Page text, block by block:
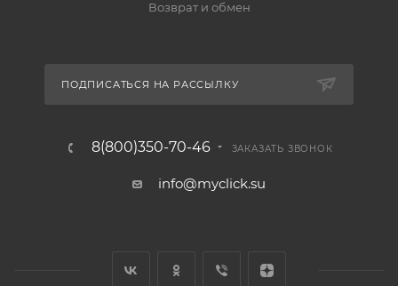
Возврат и обмен
ПОДПИСАТЬСЯ НА РАССЫЛКУ
8(800)350-70-46 ЗАКАЗАТЬ ЗВОНОК
info@myclick.su